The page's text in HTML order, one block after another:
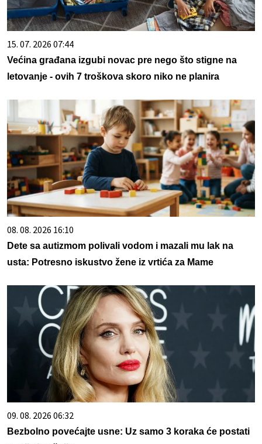
15. 07. 2026 07:44
Većina građana izgubi novac pre nego što stigne na
letovanje - ovih 7 troškova skoro niko ne planira
08. 08. 2026 16:10
Dete sa autizmom polivali vodom i mazali mu lak na
usta: Potresno iskustvo žene iz vrtića za Mame
09. 08. 2026 06:32
Bezbolno povećajte usne: Uz samo 3 koraka će postati